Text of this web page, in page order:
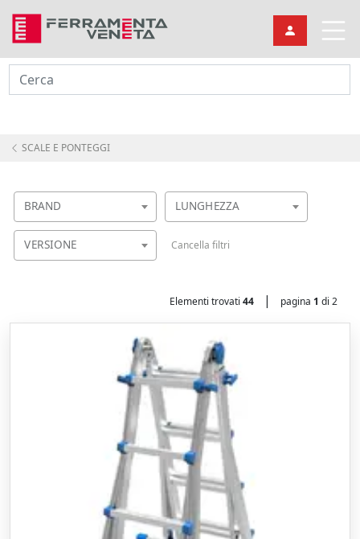
Cerca
SCALE E PONTEGGI
BRAND LUNGHEZZA
VERSIONE Cancella filtri
Elementi trovati 44 | pagina 1 di 2